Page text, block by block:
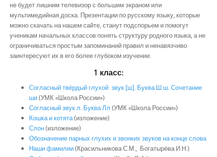
не будет лишним телевизор с большим экраном или
мультимедийная доска. Презентации по русскому языку, которые
можно скачать на нашем сайте, станут подспорьем и помогут
ученикам начальных классов понять структуру родного языка, а не
ограничиваться простым запоминаний правил и ненавязчиво
заинтересуют их в его более глубоком изучении.
1 класс:
Согласный твёрдый глухой звук [ш]. Буква Ш ш. Сочетание
ши(УМК «Школа России»)
Согласный звук л. Буква Лл (УМК «Школа России»)
Кошка и котята(изложение)
Слон(изложение)
Обозначение парных глухих и звонких звуков на конце слова
Наши фамилии(Красильникова С.М., Богатырёва И.Н.)